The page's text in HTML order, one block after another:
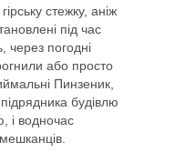
стежку, аніж
під час
через погодні
або просто
Пинзеник,
будівлю
і водночас